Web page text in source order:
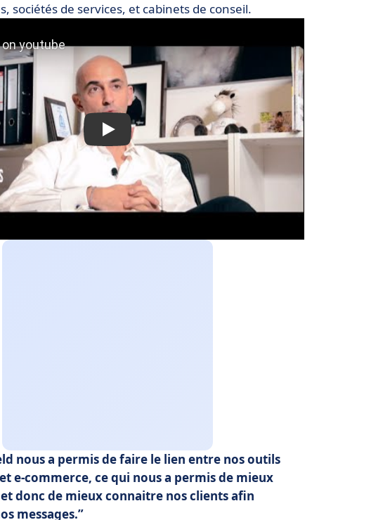
sociétés de services, et cabinets de conseil.
nous a permis de faire le lien entre nos outils
e-commerce, ce qui nous a permis de mieux
donc de mieux connaitre nos clients afin
messages.